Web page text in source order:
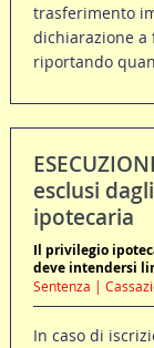
trasferimento
dichiarazione a
riportando
esclusi
ipotecaria
Il privilegio
deve intendersi
Sentenza |
In caso di